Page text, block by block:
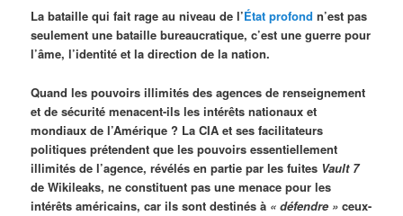
La bataille qui fait rage au niveau de l’État profond n’est pas
seulement une bataille bureaucratique, c’est une guerre pour
l’âme, l’identité et la direction de la nation.
Quand les pouvoirs illimités des agences de renseignement
et de sécurité menacent-ils les intérêts nationaux et
mondiaux de l’Amérique ? La CIA et ses facilitateurs
politiques prétendent que les pouvoirs essentiellement
illimités de l’agence, révélés en partie par les fuites Vault 7
de Wikileaks, ne constituent pas une menace pour les
intérêts américains, car ils sont destinés à « défendre » ceux-